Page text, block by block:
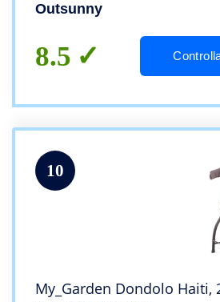
Outsunny
8.5
10
My_Garden Dondolo Haiti,